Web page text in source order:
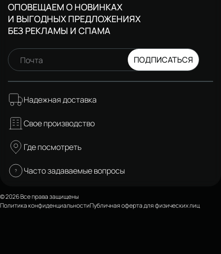
ОПОВЕЩАЕМ О НОВИНКАХ
И ВЫГОДНЫХ ПРЕДЛОЖЕНИЯХ
БЕЗ РЕКЛАМЫ И СПАМА
Почта ПОДПИСАТЬСЯ
Надежная доставка
Свое производство
Где посмотреть
Часто задаваемые вопросы
© 2026 Все права защищены
Политика конфиденциальностиПубличная оферта для физических лиц